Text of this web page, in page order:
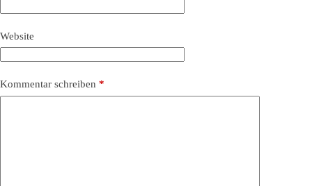
Website
Kommentar schreiben *